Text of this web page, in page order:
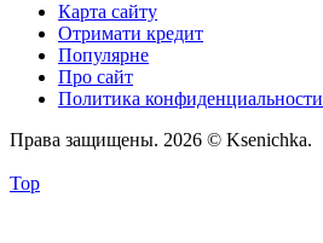
Карта сайту
Отримати кредит
Популярне
Про сайт
Политика конфиденциальности
Права защищены. 2026 © Ksenichka.
Top